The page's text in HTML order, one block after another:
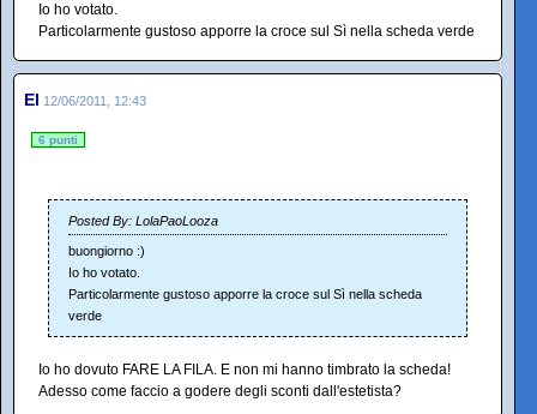
Io ho votato.
Particolarmente gustoso apporre la croce sul Sì nella scheda verde
El 12/06/2011, 12:43
6 punti
Posted By: LolaPaoLooza
buongiorno :)
Io ho votato.
Particolarmente gustoso apporre la croce sul Sì nella scheda
verde
Io ho dovuto FARE LA FILA. E non mi hanno timbrato la scheda!
Adesso come faccio a godere degli sconti dall'estetista?